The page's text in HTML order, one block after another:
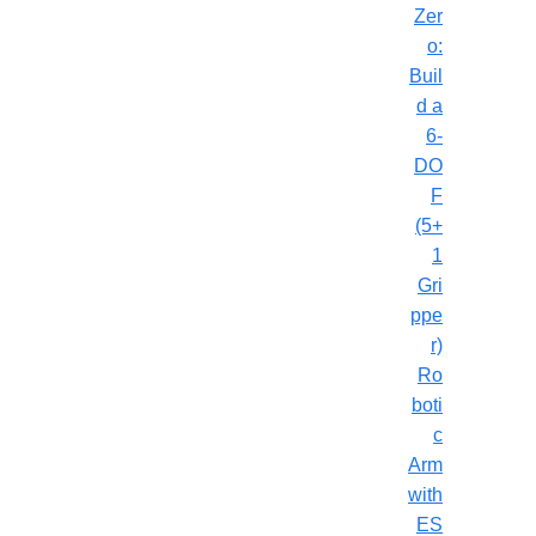
Zer
o:
Buil
d a
6-
DO
F
(5+
1
Gri
ppe
r)
Ro
boti
c
Arm
with
ES